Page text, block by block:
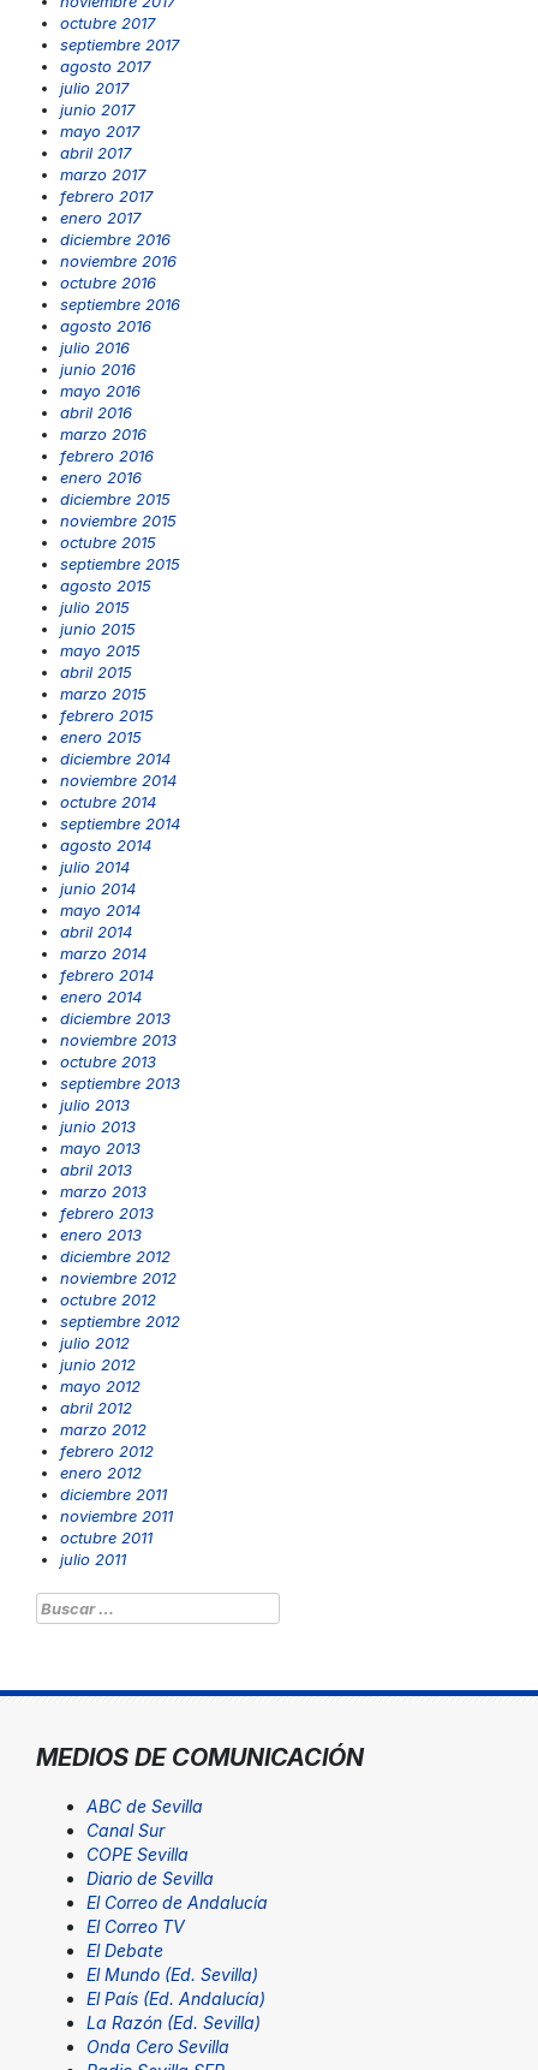
octubre 2017
septiembre 2017
agosto 2017
julio 2017
junio 2017
mayo 2017
abril 2017
marzo 2017
febrero 2017
enero 2017
diciembre 2016
noviembre 2016
octubre 2016
septiembre 2016
agosto 2016
julio 2016
junio 2016
mayo 2016
abril 2016
marzo 2016
febrero 2016
enero 2016
diciembre 2015
noviembre 2015
octubre 2015
septiembre 2015
agosto 2015
julio 2015
junio 2015
mayo 2015
abril 2015
marzo 2015
febrero 2015
enero 2015
diciembre 2014
noviembre 2014
octubre 2014
septiembre 2014
agosto 2014
julio 2014
junio 2014
mayo 2014
abril 2014
marzo 2014
febrero 2014
enero 2014
diciembre 2013
noviembre 2013
octubre 2013
septiembre 2013
julio 2013
junio 2013
mayo 2013
abril 2013
marzo 2013
febrero 2013
enero 2013
diciembre 2012
noviembre 2012
octubre 2012
septiembre 2012
julio 2012
junio 2012
mayo 2012
abril 2012
marzo 2012
febrero 2012
enero 2012
diciembre 2011
noviembre 2011
octubre 2011
julio 2011
Buscar:
MEDIOS DE COMUNICACIÓN
ABC de Sevilla
Canal Sur
COPE Sevilla
Diario de Sevilla
El Correo de Andalucía
El Correo TV
El Debate
El Mundo (Ed. Sevilla)
El País (Ed. Andalucía)
La Razón (Ed. Sevilla)
Onda Cero Sevilla